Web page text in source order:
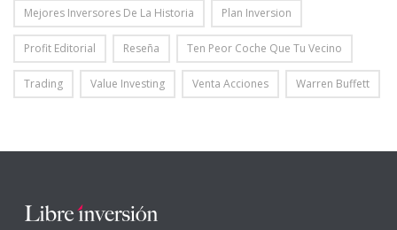
Mejores Inversores De La Historia Plan Inversion
Profit Editorial Reseña Ten Peor Coche Que Tu Vecino
Trading Value Investing Venta Acciones Warren Buffett